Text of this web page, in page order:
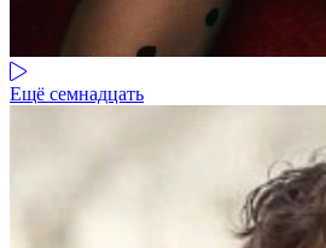
Ещё семнадцать